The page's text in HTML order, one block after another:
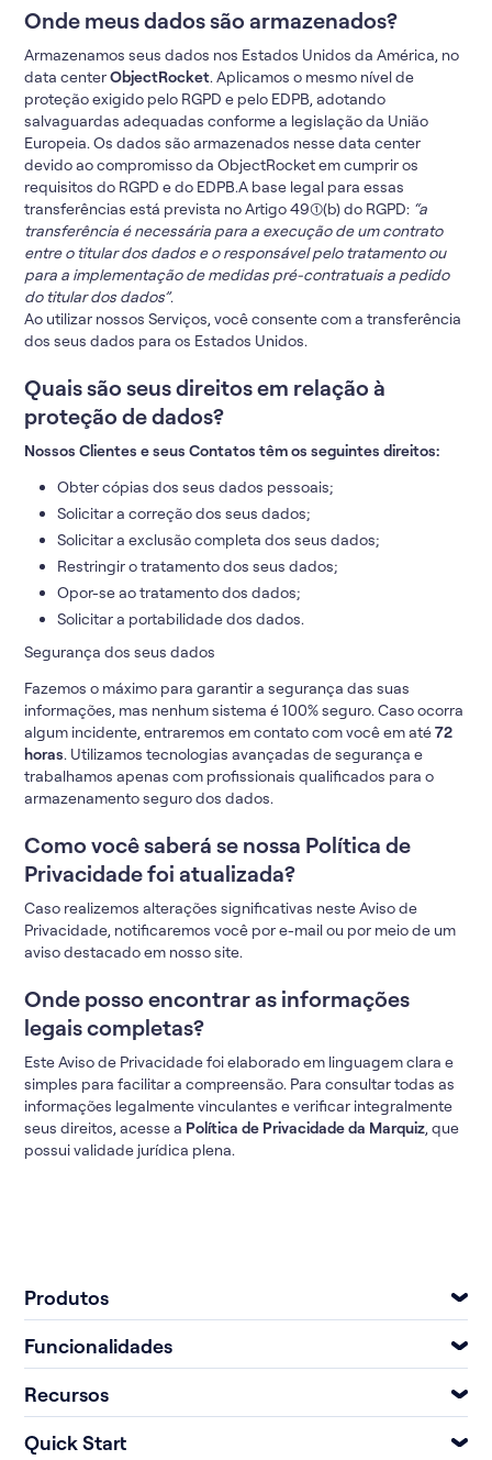
Onde meus dados são armazenados?
Armazenamos seus dados nos Estados Unidos da América, no
data centerObjectRocket. Aplicamos o mesmo nível de
proteção exigido pelo RGPD e pelo EDPB, adotando
salvaguardas adequadas conforme a legislação da União
Europeia. Os dados são armazenados nesse data center
devido ao compromisso da ObjectRocket em cumprir os
requisitos do RGPD e do EDPB.A base legal para essas
transferências está prevista no Artigo 49(1)(b) do RGPD: “a
transferência é necessária para a execução de um contrato
entre o titular dos dados e o responsável pelo tratamento ou
para a implementação de medidas pré-contratuais a pedido
do titular dos dados”.
Ao utilizar nossos Serviços, você consente com a transferência
dos seus dados para os Estados Unidos.
Quais são seus direitos em relação à
proteção de dados?
Nossos Clientes e seus Contatos têm os seguintes direitos:
Obter cópias dos seus dados pessoais;
Solicitar a correção dos seus dados;
Solicitar a exclusão completa dos seus dados;
Restringir o tratamento dos seus dados;
Opor-se ao tratamento dos dados;
Solicitar a portabilidade dos dados.
Segurança dos seus dados
Fazemos o máximo para garantir a segurança das suas
informações, mas nenhum sistema é 100% seguro. Caso ocorra
algum incidente, entraremos em contato com você em até72
horas. Utilizamos tecnologias avançadas de segurança e
trabalhamos apenas com profissionais qualificados para o
armazenamento seguro dos dados.
Como você saberá se nossa Política de
Privacidade foi atualizada?
Caso realizemos alterações significativas neste Aviso de
Privacidade, notificaremos você por e-mail ou por meio de um
aviso destacado em nosso site.
Onde posso encontrar as informações
legais completas?
Este Aviso de Privacidade foi elaborado em linguagem clara e
simples para facilitar a compreensão. Para consultar todas as
informações legalmente vinculantes e verificar integralmente
seus direitos, acesse a Política de Privacidade da Marquiz, que
possui validade jurídica plena.
Produtos
Funcionalidades
Recursos
Quick Start